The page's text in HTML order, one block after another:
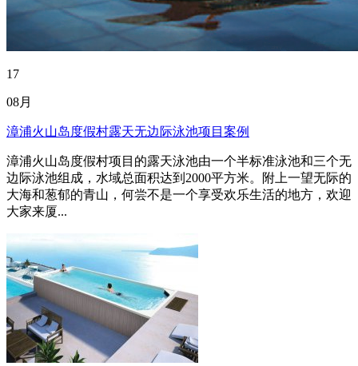
17
08月
漳浦火山岛度假村露天无边际泳池项目案例
漳浦火山岛度假村项目的露天泳池由一个半标准泳池和三个无
边际泳池组成，水域总面积达到2000平方米。附上一望无际的
大海和葱郁的青山，何尝不是一个享受欢乐生活的地方，欢迎
大家来厦...